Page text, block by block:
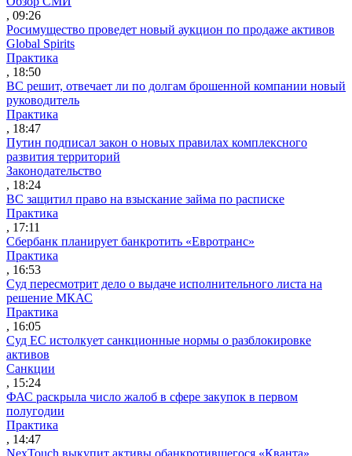
, 09:26
Росимущество проведет новый аукцион по продаже активов
Global Spirits
Практика
, 18:50
ВС решит, отвечает ли по долгам брошенной компании новый
руководитель
Практика
, 18:47
Путин подписал закон о новых правилах комплексного
развития территорий
Законодательство
, 18:24
ВС защитил право на взыскание займа по расписке
Практика
, 17:11
Сбербанк планирует банкротить «Евротранс»
Практика
, 16:53
Суд пересмотрит дело о выдаче исполнительного листа на
решение МКАС
Практика
, 16:05
Суд ЕС истолкует санкционные нормы о разблокировке
активов
Санкции
, 15:24
ФАС раскрыла число жалоб в сфере закупок в первом
полугодии
Практика
, 14:47
NexTouch выкупит активы обанкротившегося «Кванта»